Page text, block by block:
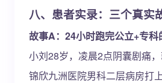
八、患者实录：三个真实
故事A：24小时跑完公立+专科
小刘28岁，凌晨2点阴囊剧痛
锦欣九洲医院男科二层病房打